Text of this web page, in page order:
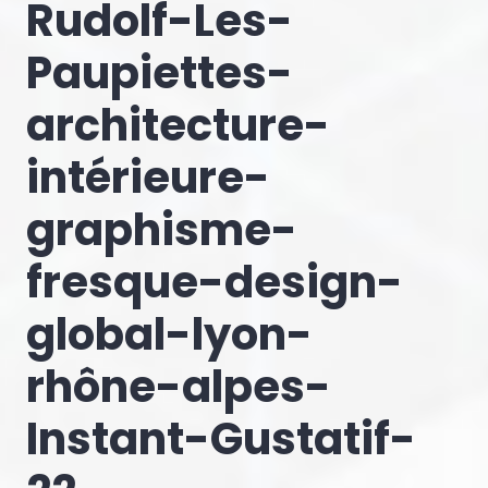
Rudolf-Les-
Paupiettes-
architecture-
intérieure-
graphisme-
fresque-design-
global-lyon-
rhône-alpes-
Instant-Gustatif-